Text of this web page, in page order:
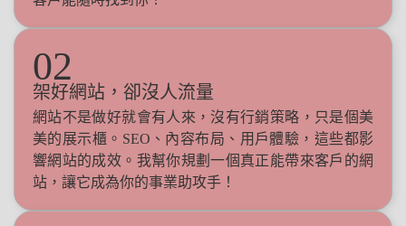
02
架好網站，卻沒人流量
網站不是做好就會有人來，沒有行銷策略，只是個美
美的展示櫃。SEO、內容布局、用戶體驗，這些都影
響網站的成效。我幫你規劃一個真正能帶來客戶的網
站，讓它成為你的事業助攻手！